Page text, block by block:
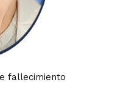
fallecimiento